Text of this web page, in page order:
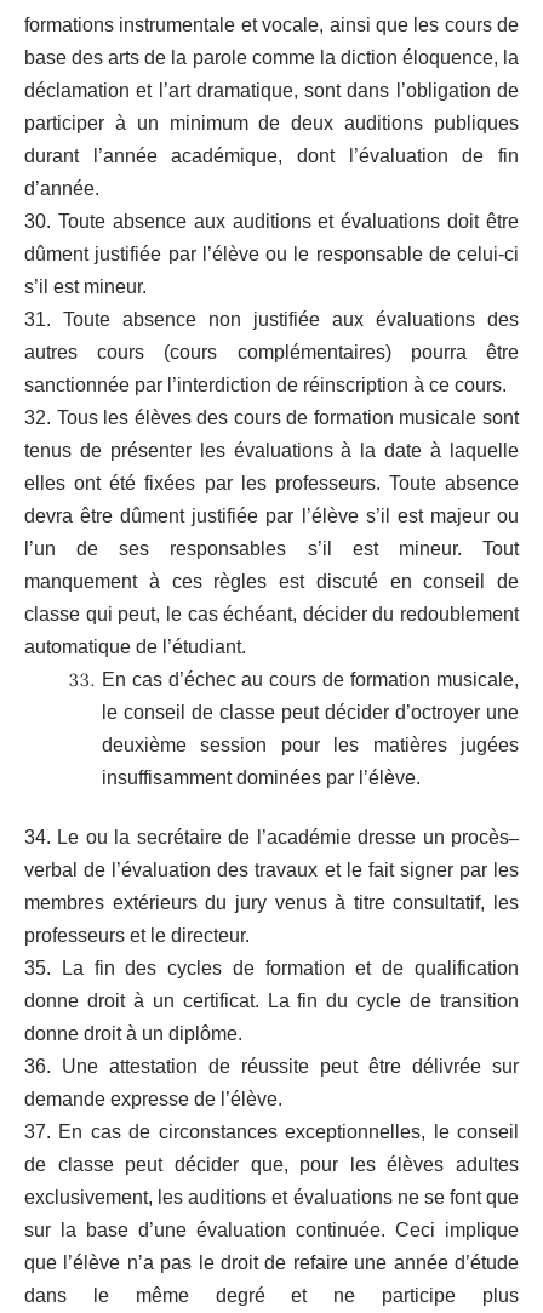
formations instrumentale et vocale, ainsi que les cours de
base des arts de la parole comme la diction éloquence, la
déclamation et l’art dramatique, sont dans l’obligation de
participer à un minimum de deux auditions publiques
durant l’année académique, dont l’évaluation de fin
d’année.
30. Toute absence aux auditions et évaluations doit être
dûment justifiée par l’élève ou le responsable de celui-ci
s’il est mineur.
31. Toute absence non justifiée aux évaluations des
autres cours (cours complémentaires) pourra être
sanctionnée par l’interdiction de réinscription à ce cours.
32. Tous les élèves des cours de formation musicale sont
tenus de présenter les évaluations à la date à laquelle
elles ont été fixées par les professeurs. Toute absence
devra être dûment justifiée par l’élève s’il est majeur ou
l’un de ses responsables s’il est mineur. Tout
manquement à ces règles est discuté en conseil de
classe qui peut, le cas échéant, décider du redoublement
automatique de l’étudiant.
En cas d’échec au cours de formation musicale,
le conseil de classe peut décider d’octroyer une
deuxième session pour les matières jugées
insuffisamment dominées par l’élève.
34. Le ou la secrétaire de l’académie dresse un procès–
verbal de l’évaluation des travaux et le fait signer par les
membres extérieurs du jury venus à titre consultatif, les
professeurs et le directeur.
35. La fin des cycles de formation et de qualification
donne droit à un certificat. La fin du cycle de transition
donne droit à un diplôme.
36. Une attestation de réussite peut être délivrée sur
demande expresse de l’élève.
37. En cas de circonstances exceptionnelles, le conseil
de classe peut décider que, pour les élèves adultes
exclusivement, les auditions et évaluations ne se font que
sur la base d’une évaluation continuée. Ceci implique
que l’élève n’a pas le droit de refaire une année d’étude
dans le même degré et ne participe plus